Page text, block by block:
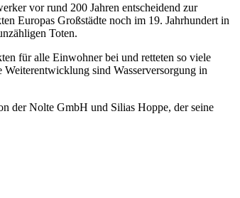
vor rund 200 Jahren entscheidend zur
Europas Großstädte noch im 19. Jahrhundert in
Toten.
für alle Einwohner bei und retteten so viele
sind Wasserversorgung in
der Nolte GmbH und Silias Hoppe, der seine